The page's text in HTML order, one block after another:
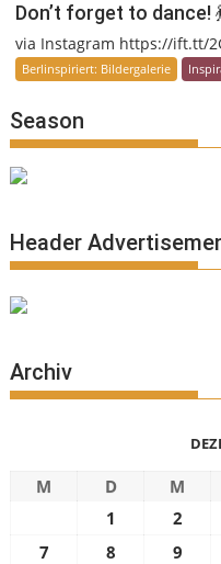
Don’t forget to dance!
via Instagram https://ift.tt/
Berlinspiriert: Bildergalerie
Season
Header
Archiv
M D M
1
2
7
8 9